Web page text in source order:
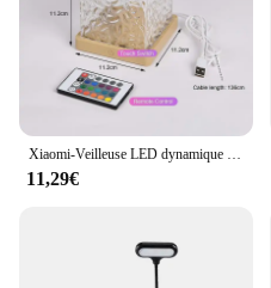
11,29€